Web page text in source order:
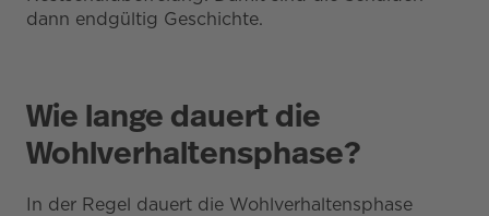
dann endgültig Geschichte.
Wie lange dauert die
Wohlverhaltensphase?
In der Regel dauert die Wohlverhaltensphase